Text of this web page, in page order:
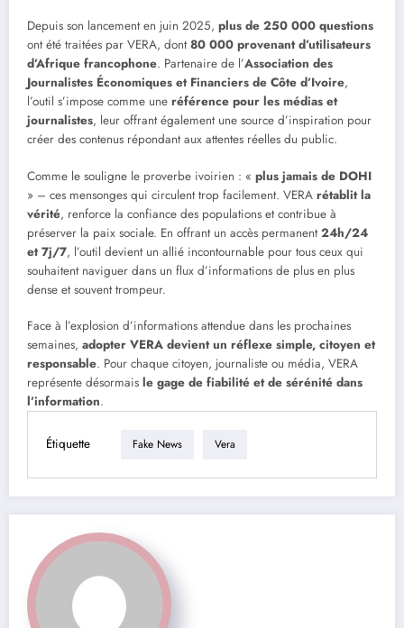
Depuis son lancement en juin 2025, plus de 250 000 questions
ont été traitées par VERA, dont80 000 provenant d’utilisateurs
d’Afrique francophone. Partenaire de l’Association des
Journalistes Économiques et Financiers de Côte d’Ivoire,
l’outil s’impose comme une référence pour les médias et
journalistes, leur offrant également une source d’inspiration pour
créer des contenus répondant aux attentes réelles du public.
Comme le souligne le proverbe ivoirien : « plus jamais de DOHI
» – ces mensonges qui circulent trop facilement. VERA rétablit la
vérité, renforce la confiance des populations et contribue à
préserver la paix sociale. En offrant un accès permanent24h/24
et 7j/7, l’outil devient un allié incontournable pour tous ceux qui
souhaitent naviguer dans un flux d’informations de plus en plus
dense et souvent trompeur.
Face à l’explosion d’informations attendue dans les prochaines
semaines, adopter VERA devient un réflexe simple, citoyen et
responsable. Pour chaque citoyen, journaliste ou média, VERA
représente désormais le gage de fiabilité et de sérénité dans
l’information.
Étiquette Fake News Vera